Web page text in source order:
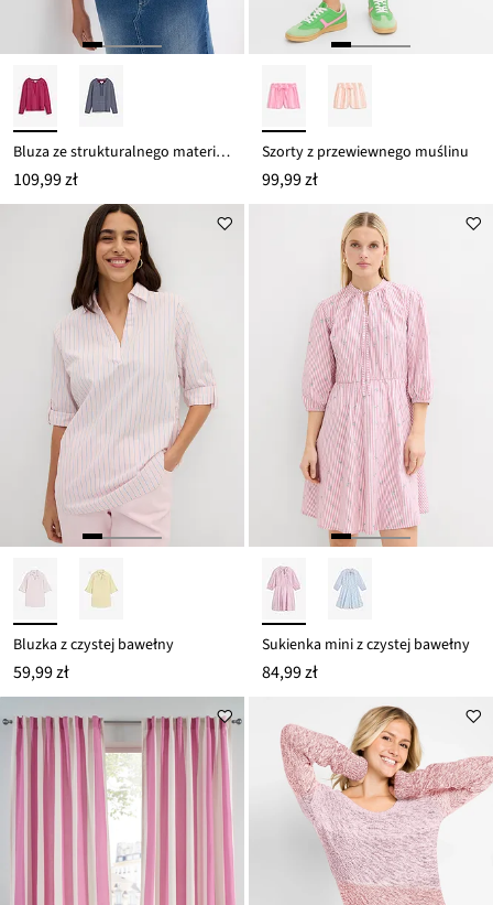
Bluza ze strukturalnego materiału
109,99 zł
Szorty z przewiewnego muślinu
99,99 zł
Bluzka z czystej bawełny
59,99 zł
Sukienka mini z czystej bawełny
84,99 zł